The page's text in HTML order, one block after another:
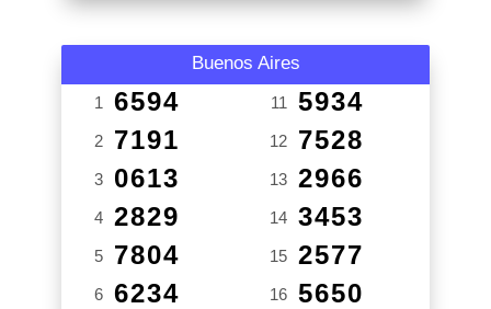
Buenos Aires
1 6594
2 7191
3 0613
4 2829
5 7804
6 6234
11 5934
12 7528
13 2966
14 3453
15 2577
16 5650